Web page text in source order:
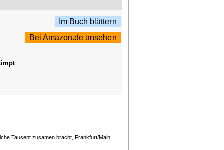
Im Buch blättern
Bei Amazon.de ansehen
Tausent zusamen bracht, Frankfurt/Main